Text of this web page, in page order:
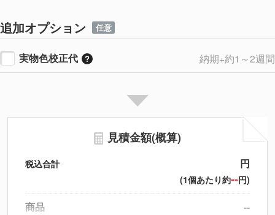
追加オプション 任意
実物色校正代 納期+約1～2週間
見積金額(概算)
税込合計 円
(1個あたり約--円)
商品
--